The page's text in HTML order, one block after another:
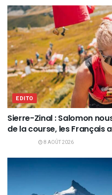
EDITO
Sierre-Zinal : Salomon
de la course, les Français
8 AOÛT 2026